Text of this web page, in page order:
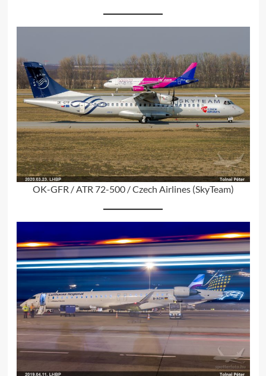
OK-GFR / ATR 72-500 / Czech Airlines (SkyTeam)